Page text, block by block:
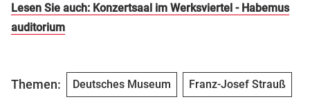
Lesen Sie auch: Konzertsaal im Werksviertel - Habemus
auditorium
Themen: Deutsches Museum Franz-Josef Strauß